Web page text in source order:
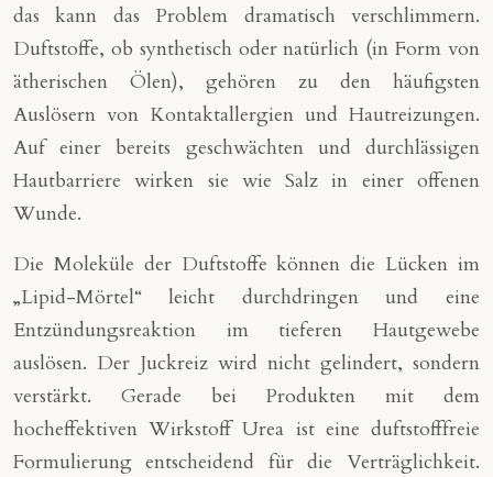
das kann das Problem dramatisch verschlimmern.
Duftstoffe, ob synthetisch oder natürlich (in Form von
ätherischen Ölen), gehören zu den häufigsten
Auslösern von Kontaktallergien und Hautreizungen.
Auf einer bereits geschwächten und durchlässigen
Hautbarriere wirken sie wie Salz in einer offenen
Wunde.
Die Moleküle der Duftstoffe können die Lücken im
„Lipid-Mörtel“ leicht durchdringen und eine
Entzündungsreaktion im tieferen Hautgewebe
auslösen. Der Juckreiz wird nicht gelindert, sondern
verstärkt. Gerade bei Produkten mit dem
hocheffektiven Wirkstoff Urea ist eine duftstofffreie
Formulierung entscheidend für die Verträglichkeit.